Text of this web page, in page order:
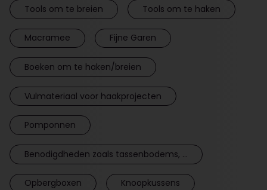
Tools om te breien Tools om te haken
Macramee Fijne Garen
Boeken om te haken/breien
Vulmateriaal voor haakprojecten
Pomponnen
Benodigdheden zoals tassenbodems, ...
Opbergboxen Knoopkussens